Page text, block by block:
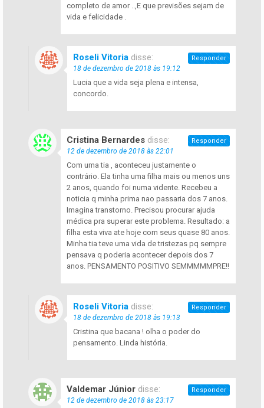
completo de amor ..,E que previsões sejam de
vida e felicidade .
Roseli Vitoria disse:
18 de dezembro de 2018 às 19:12
Lucia que a vida seja plena e intensa,
concordo.
Responder
Cristina Bernardes disse:
12 de dezembro de 2018 às 22:01
Com uma tia , aconteceu justamente o
contrário. Ela tinha uma filha mais ou menos uns
2 anos, quando foi numa vidente. Recebeu a
noticia q minha prima nao passaria dos 7 anos.
Imagina transtorno. Precisou procurar ajuda
médica pra superar este problema. Resultado: a
filha esta viva ate hoje com seus quase 80 anos.
Minha tia teve uma vida de tristezas pq sempre
pensava q poderia acontecer depois dos 7
anos. PENSAMENTO POSITIVO SEMMMMMPRE!!
Responder
Roseli Vitoria disse:
18 de dezembro de 2018 às 19:13
Cristina que bacana ! olha o poder do
pensamento. Linda história.
Responder
Valdemar Júnior disse:
12 de dezembro de 2018 às 23:17
Responder